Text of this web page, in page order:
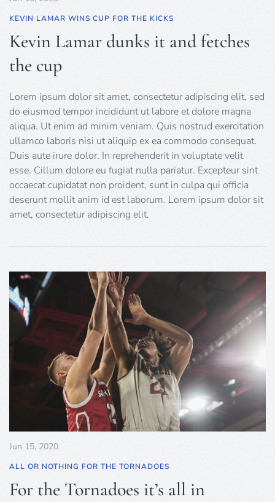
KEVIN LAMAR WINS CUP FOR THE KICKS
Kevin Lamar dunks it and fetches
the cup
Lorem ipsum dolor sit amet, consectetur adipiscing elit, sed
do eiusmod tempor incididunt ut labore et dolore magna
aliqua. Ut enim ad minim veniam. Quis nostrud exercitation
ullamco laboris nisi ut aliquip ex ea commodo consequat.
Duis aute irure dolor. In reprehenderit in voluptate velit
esse. Cillum dolore eu fugiat nulla pariatur. Excepteur sint
occaecat cupidatat non proident, sunt in culpa qui officia
deserunt mollit anim id est laborum. Lorem ipsum dolor sit
amet, consectetur adipiscing elit.
Jun 15, 2020
ALL OR NOTHING FOR THE TORNADOES
For the Tornadoes it’s all in